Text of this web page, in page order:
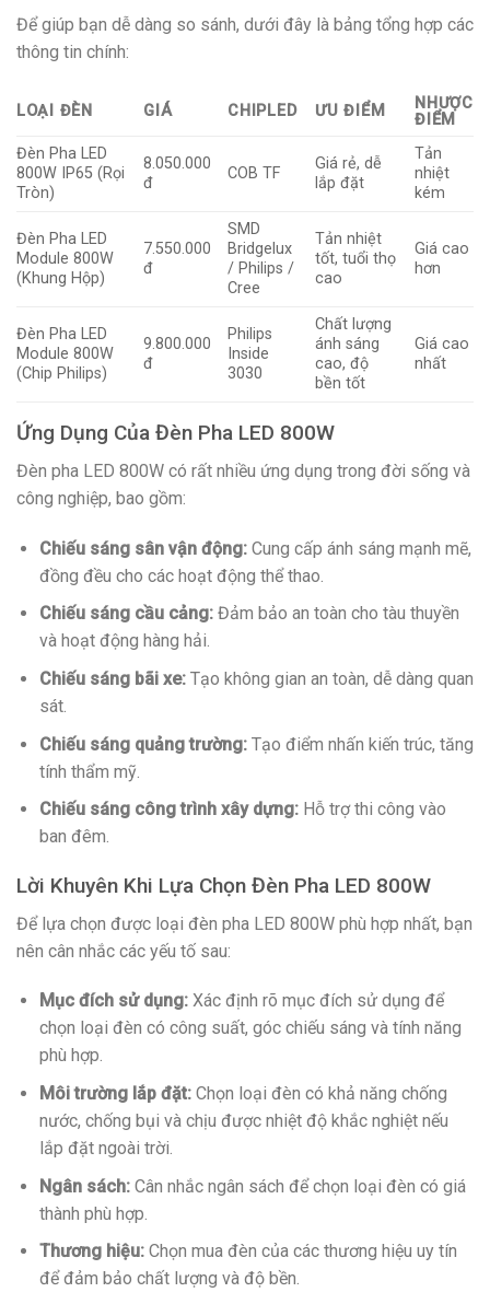
Để giúp bạn dễ dàng so sánh, dưới đây là bảng tổng hợp các
thông tin chính:
LOẠI ĐÈN GIÁ CHIPLED ƯU ĐIỂM
NHƯỢC
ĐIỂM
Đèn Pha LED
800W IP65 (Rọi
Tròn)
8.050.000
đ
COB TF
Giá rẻ, dễ
lắp đặt
Tản
nhiệt
kém
Đèn Pha LED
Module 800W
(Khung Hộp)
7.550.000
đ
SMD
Bridgelux
/ Philips /
Cree
Tản nhiệt
tốt, tuổi thọ
cao
Giá cao
hơn
Đèn Pha LED
Module 800W
(Chip Philips)
9.800.000
đ
Philips
Inside
3030
Chất lượng
ánh sáng
cao, độ
bền tốt
Giá cao
nhất
Ứng Dụng Của Đèn Pha LED 800W
Đèn pha LED 800W có rất nhiều ứng dụng trong đời sống và
công nghiệp, bao gồm:
Chiếu sáng sân vận động:Cung cấp ánh sáng mạnh mẽ,
đồng đều cho các hoạt động thể thao.
Chiếu sáng cầu cảng:Đảm bảo an toàn cho tàu thuyền
và hoạt động hàng hải.
Chiếu sáng bãi xe:Tạo không gian an toàn, dễ dàng quan
sát.
Chiếu sáng quảng trường:Tạo điểm nhấn kiến trúc, tăng
tính thẩm mỹ.
Chiếu sáng công trình xây dựng:Hỗ trợ thi công vào
ban đêm.
Lời Khuyên Khi Lựa Chọn Đèn Pha LED 800W
Để lựa chọn được loại đèn pha LED 800W phù hợp nhất, bạn
nên cân nhắc các yếu tố sau:
Mục đích sử dụng:Xác định rõ mục đích sử dụng để
chọn loại đèn có công suất, góc chiếu sáng và tính năng
phù hợp.
Môi trường lắp đặt:Chọn loại đèn có khả năng chống
nước, chống bụi và chịu được nhiệt độ khắc nghiệt nếu
lắp đặt ngoài trời.
Ngân sách:Cân nhắc ngân sách để chọn loại đèn có giá
thành phù hợp.
Thương hiệu:Chọn mua đèn của các thương hiệu uy tín
để đảm bảo chất lượng và độ bền.